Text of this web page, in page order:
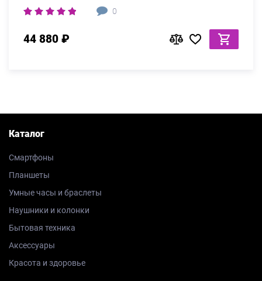
0
44 880 ₽
Каталог
Смартфоны
Планшеты
Умные часы и браслеты
Наушники и колонки
Бытовая техника
Аксессуары
Красота и здоровье